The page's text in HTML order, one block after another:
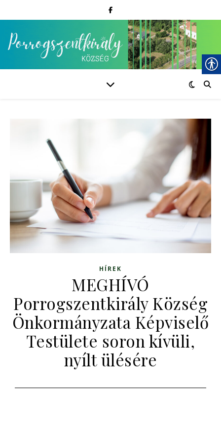
HÍREK
MEGHÍVÓ
Porrogszentkirály Község
Önkormányzata Képviselő
Testülete soron kívüli,
nyílt ülésére